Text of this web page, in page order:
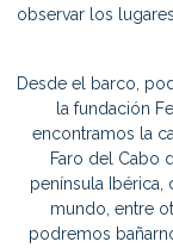
observar los
Desde el barco,
la fundación
encontramos la
Faro del Cabo
península
mundo, entre
podremos